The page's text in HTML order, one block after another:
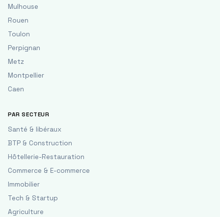
Mulhouse
Rouen
Toulon
Perpignan
Metz
Montpellier
Caen
PAR SECTEUR
Santé & libéraux
BTP & Construction
Hôtellerie-Restauration
Commerce & E-commerce
Immobilier
Tech & Startup
Agriculture